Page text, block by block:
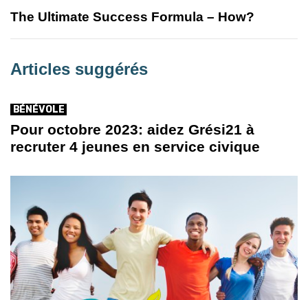
The Ultimate Success Formula – How?
Articles suggérés
BÉNÉVOLE
Pour octobre 2023: aidez Grési21 à
recruter 4 jeunes en service civique